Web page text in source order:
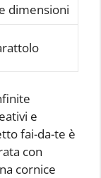
dimensioni
e
fai-da-te è
con
cornice